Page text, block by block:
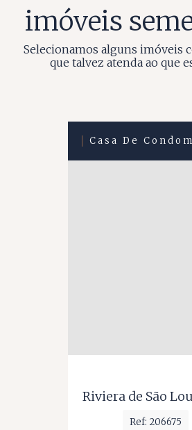
imóveis
Selecionamos alguns imóveis
que talvez atenda ao que
Casa De
Riviera de São
Ref: 206675